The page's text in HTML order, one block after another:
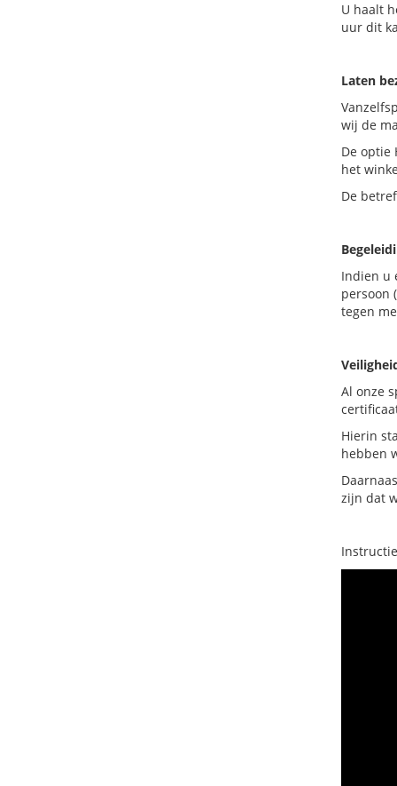
U haalt
uur dit
Laten
wij de
De optie
het
De
Indien u
persoon
tegen
Al onze
Hierin
hebben
zijn dat